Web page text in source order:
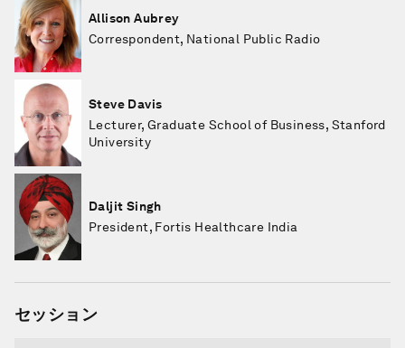
Allison Aubrey
Correspondent, National Public Radio
Steve Davis
Lecturer, Graduate School of Business, Stanford
University
Daljit Singh
President, Fortis Healthcare India
セッション